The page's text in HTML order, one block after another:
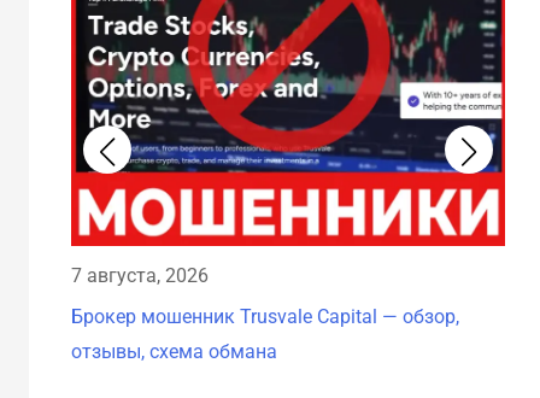
7 августа, 2026
Брокер мошенник Trusvale Capital — обзор,
отзывы, схема обмана